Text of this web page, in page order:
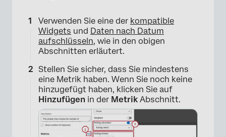
×
Verwenden Sie eine der kompatible
Widgets und Daten nach Datum
aufschlüsseln, wie in den obigen
Abschnitten erläutert.
Stellen Sie sicher, dass Sie mindestens
eine Metrik haben. Wenn Sie noch keine
hinzugefügt haben, klicken Sie auf
Hinzufügen in der Metrik Abschnitt.